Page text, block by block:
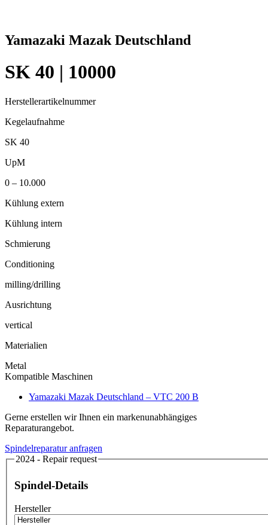
Yamazaki Mazak Deutschland
SK 40 | 10000
Herstellerartikelnummer
Kegelaufnahme
SK 40
UpM
0 – 10.000
Kühlung extern
Kühlung intern
Schmierung
Conditioning
milling/drilling
Ausrichtung
vertical
Materialien
Metal
Kompatible Maschinen
Yamazaki Mazak Deutschland – VTC 200 B
Gerne erstellen wir Ihnen ein markenunabhängiges
Reparaturangebot.
Spindelreparatur anfragen
2024 - Repair request
Spindel-Details
Hersteller